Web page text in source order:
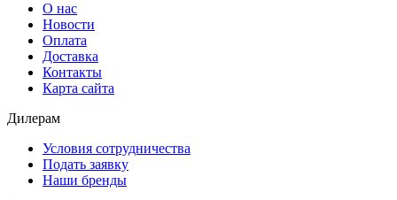
О нас
Новости
Оплата
Доставка
Контакты
Карта сайта
Дилерам
Условия сотрудничества
Подать заявку
Наши бренды